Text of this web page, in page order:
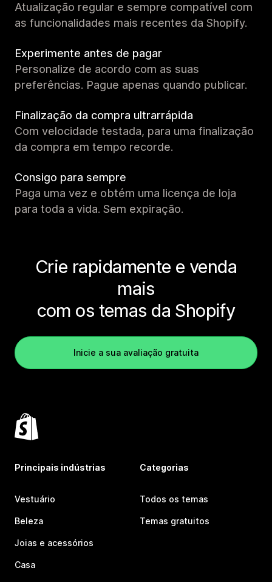
Atualização regular e sempre compatível com
as funcionalidades mais recentes da Shopify.
Experimente antes de pagar
Personalize de acordo com as suas
preferências. Pague apenas quando publicar.
Finalização da compra ultrarrápida
Com velocidade testada, para uma finalização
da compra em tempo recorde.
Consigo para sempre
Paga uma vez e obtém uma licença de loja
para toda a vida. Sem expiração.
Crie rapidamente e venda
mais
com os temas da Shopify
Inicie a sua avaliação gratuita
Principais indústrias
Vestuário
Beleza
Joias e acessórios
Casa
Categorias
Todos os temas
Temas gratuitos